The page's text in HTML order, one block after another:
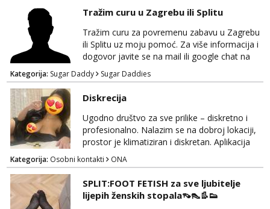
Tražim curu u Zagrebu ili Splitu
Tražim curu za povremenu zabavu u Zagrebu
ili Splitu uz moju pomoć. Za više informacija i
dogovor javite se na mail ili google chat na
oneofakind999111@gmail.com
Kategorija: Sugar Daddy Sugar Daddies
Diskrecija
Ugodno društvo za sve prilike – diskretno i
profesionalno. Nalazim se na dobroj lokaciji,
prostor je klimatiziran i diskretan. Aplikacija
what sapp 0957660399.
Kategorija: Osobni kontakti ONA
SPLIT:FOOT FETISH za sve ljubitelje
lijepih ženskih stopala👡👠👢👟